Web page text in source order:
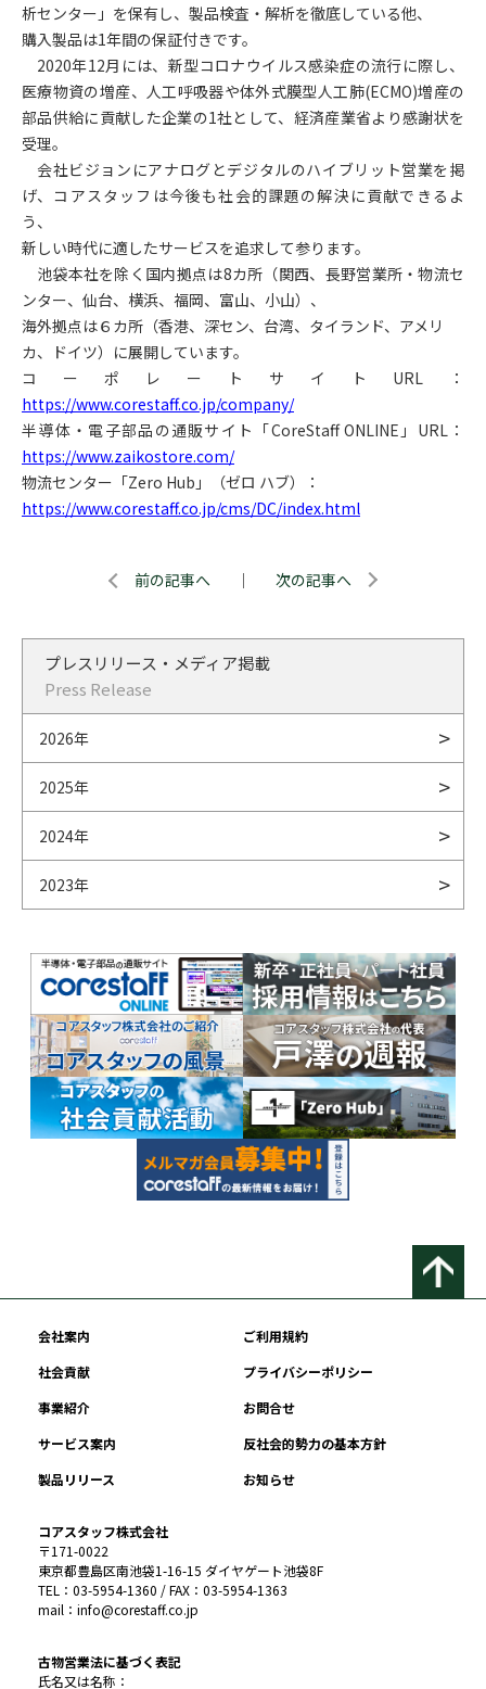
析センター」を保有し、製品検査・解析を徹底している他、
購入製品は1年間の保証付きです。
2020年12月には、新型コロナウイルス感染症の流行に際し、
医療物資の増産、人工呼吸器や体外式膜型人工肺(ECMO)増産の
部品供給に貢献した企業の1社として、経済産業省より感謝状を
受理。
会社ビジョンにアナログとデジタルのハイブリット営業を掲
げ、コアスタッフは今後も社会的課題の解決に貢献できるよ
う、
新しい時代に適したサービスを追求して参ります。
池袋本社を除く国内拠点は8カ所（関西、長野営業所・物流セ
ンター、仙台、横浜、福岡、富山、小山）、
海外拠点は６カ所（香港、深セン、台湾、タイランド、アメリ
カ、ドイツ）に展開しています。
コーポレートサイトURL：
https://www.corestaff.co.jp/company/
半導体・電子部品の通販サイト「CoreStaff ONLINE」URL：
https://www.zaikostore.com/
物流センター「Zero Hub」（ゼロ ハブ）：
https://www.corestaff.co.jp/cms/DC/index.html
前の記事へ ｜ 次の記事へ
プレスリリース・メディア掲載
Press Release
2026年
2025年
2024年
2023年
会社案内
ご利用規約
社会貢献
プライバシーポリシー
事業紹介
お問合せ
サービス案内
反社会的勢力の基本方針
製品リリース
お知らせ
コアスタッフ株式会社
〒171-0022
東京都豊島区南池袋1-16-15 ダイヤゲート池袋8F
TEL：03-5954-1360 / FAX：03-5954-1363
mail：info@corestaff.co.jp
古物営業法に基づく表記
氏名又は名称：